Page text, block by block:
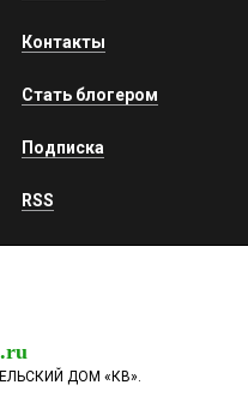
Контакты
Стать блогером
Подписка
RSS
ДОМ «КВ».